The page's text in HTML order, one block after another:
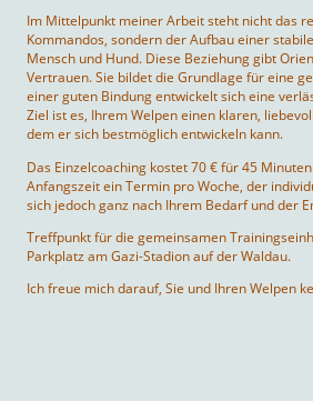
Im Mittelpunkt meiner Arbeit steht nicht das
Kommandos, sondern der Aufbau einer
Mensch und Hund. Diese Beziehung gibt
Vertrauen. Sie bildet die Grundlage für eine
einer guten Bindung entwickelt sich eine
Ziel ist es, Ihrem Welpen einen klaren,
dem er sich bestmöglich entwickeln kann.
Das Einzelcoaching kostet 70 € für 45
Anfangszeit ein Termin pro Woche, der
sich jedoch ganz nach Ihrem Bedarf und der
Treffpunkt für die gemeinsamen
Parkplatz am Gazi-Stadion auf der Waldau.
Ich freue mich darauf, Sie und Ihren Welpen